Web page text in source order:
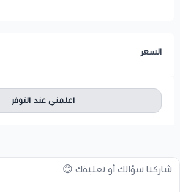
السعر
اعلمني عند التوفر